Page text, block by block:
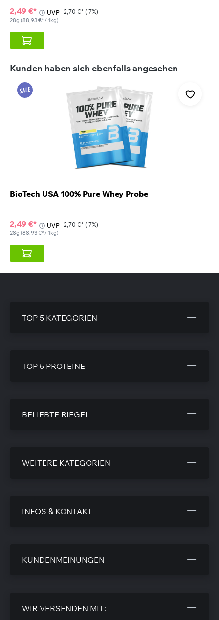
2,49 €* UVP 2,70 €* (-7%)
28g (88,93 €* / 1kg)
Produktgalerie überspringen
Kunden haben sich ebenfalls angesehen
BioTech USA 100% Pure Whey Probe
2,49 €* UVP 2,70 €* (-7%)
28g (88,93 €* / 1kg)
TOP 5 KATEGORIEN
TOP 5 PROTEINE
BELIEBTE RIEGEL
WEITERE KATEGORIEN
INFOS & KONTAKT
KUNDENMEINUNGEN
WIR VERSENDEN MIT: